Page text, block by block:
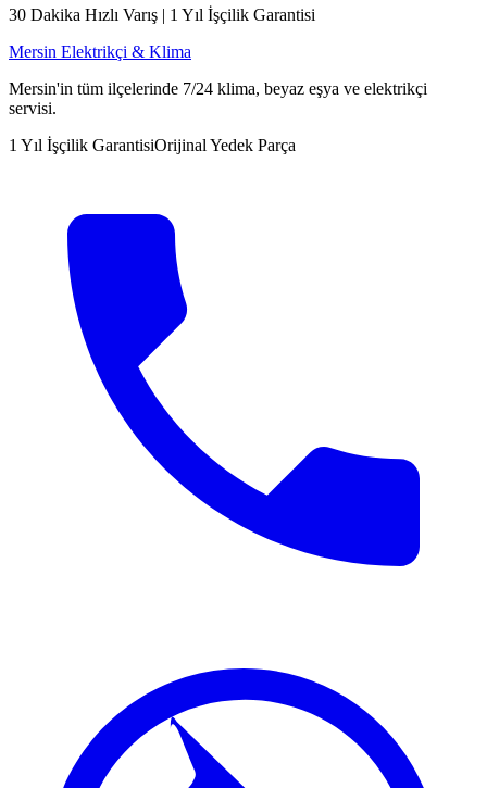
30 Dakika Hızlı Varış | 1 Yıl İşçilik Garantisi
Mersin Elektrikçi & Klima
Mersin'in tüm ilçelerinde 7/24 klima, beyaz eşya ve elektrikçi
servisi.
1 Yıl İşçilik GarantisiOrijinal Yedek Parça